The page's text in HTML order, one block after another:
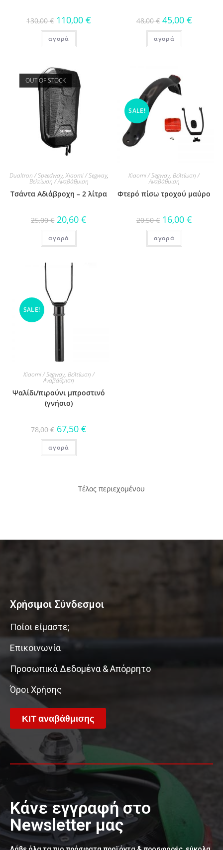
130,00€ 110,00€
αγορά
48,00€ 45,00 €
αγορά
OUT OF STOCK
Dualtron / Speedway,Xiaomi / Segway,
Βελτίωση / Αναβάθμιση
Τσάντα Αδιάβροχη – 2 λίτρα
25,00€ 20,60€
αγορά
SALE!
Xiaomi / Segway,Βελτίωση /
Αναβάθμιση
Φτερό πίσω τροχού μαύρο
20,50€ 16,00 €
αγορά
SALE!
Xiaomi / Segway, Βελτίωση /
Αναβάθμιση
Ψαλίδι/πιρούνι μπροστινό
(γνήσιο)
78,00€ 67,50€
αγορά
Τέλος περιεχομένου
Χρήσιμοι Σύνδεσμοι
Ποίοι είμαστε;
Επικοινωνία
Προσωπικά Δεδομένα & Απόρρητο
Όροι Χρήσης
ΚΙΤ αναβάθμισης
Κάνε εγγραφή στο
Newsletter μας